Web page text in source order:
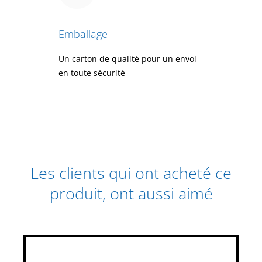
Emballage
Un carton de qualité pour un envoi
en toute sécurité
Les clients qui ont acheté ce
produit, ont aussi aimé